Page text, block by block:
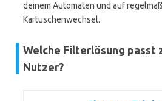
deinem Automaten und auf
Kartuschenwechsel.
Welche Filterlösung passt
Nutzer?